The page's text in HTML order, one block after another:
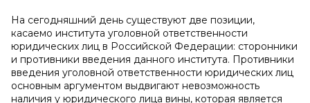
На сегодняшний день существуют две позиции,
касаемо института уголовной ответственности
юридических лиц в Российской Федерации: сторонники
и противники введения данного института. Противники
введения уголовной ответственности юридических лиц
основным аргументом выдвигают невозможность
наличия у юридического лица вины, которая является